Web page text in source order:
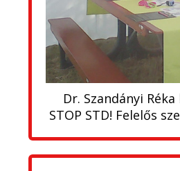
Dr. Szandányi
STOP STD! Felelős